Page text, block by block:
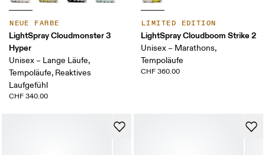
NEUE FARBE
LightSpray Cloudmonster 3
Hyper
Unisex – Lange Läufe,
Tempoläufe, Reaktives
Laufgefühl
CHF 340.00
LIMITED EDITION
LightSpray Cloudboom Strike 2
Unisex – Marathons,
Tempoläufe
CHF 360.00